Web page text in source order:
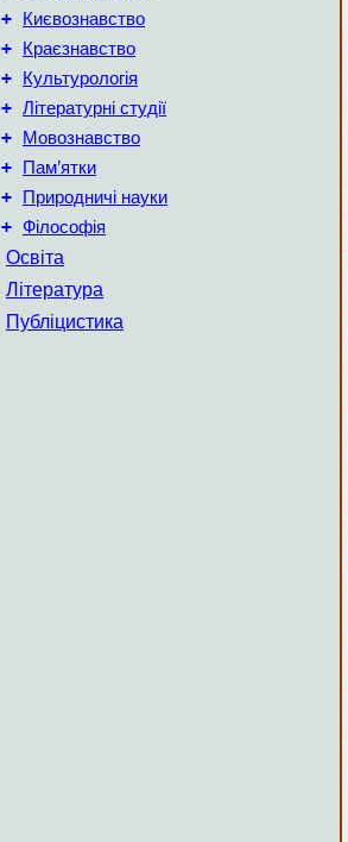
+ Києвознавство
+ Краєзнавство
+ Культурологія
+ Літературні студії
+ Мовознавство
+ Пам’ятки
+ Природничі науки
+ Філософія
Освіта
Література
Публіцистика